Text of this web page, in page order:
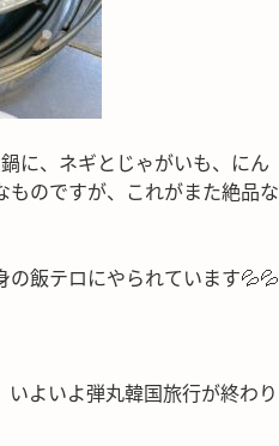
に、ネギとじゃがいも、にん
ものですが、これがまた絶品な
の飯テロにやられています💦💦
よいよ弾丸韓国旅行が終わり